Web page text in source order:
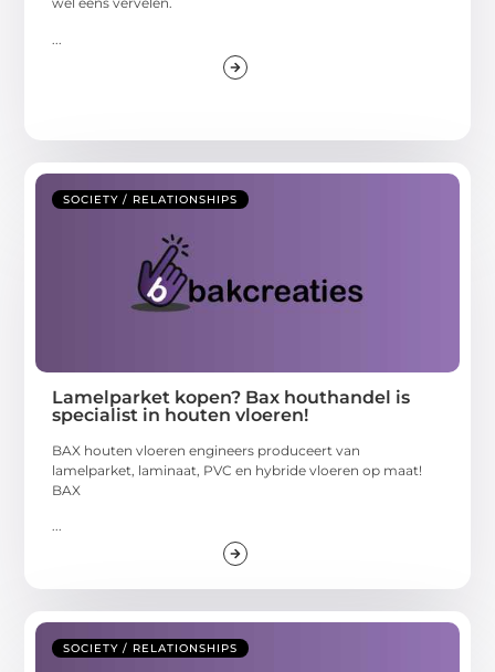
SOCIETY / RELATIONSHIPS
Lamelparket kopen? Bax houthandel is
specialist in houten vloeren!
BAX houten vloeren engineers produceert van
lamelparket, laminaat, PVC en hybride vloeren op maat!
BAX
...
SOCIETY / RELATIONSHIPS